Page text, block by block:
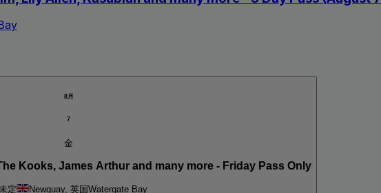
8月
7
金
Boardmasters with FatBoy Slim, The Kooks, James Arthur and many more - Friday Pass Only
未定 Newquay, 英国Watergate Bay